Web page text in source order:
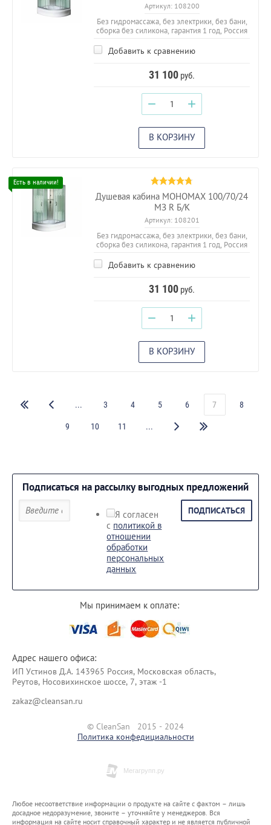
Артикул:108200
Без гидромассажа, без электрики, без бани,
сборка без силикона, гарантия 1 год, Россия
Добавить к сравнению
31 100 руб.
− +
В КОРЗИНУ
Душевая кабина МОНОМАХ 100/70/24
МЗ R Б/К
Артикул:108201
Без гидромассажа, без электрики, без бани,
сборка без силикона, гарантия 1 год, Россия
Добавить к сравнению
31 100 руб.
− +
В КОРЗИНУ
... 3 4 5 6 7 8
9 10 11 ...
Подписаться на рассылку выгодных предложений
Я согласен
с политикой в
отношении
обработки
персональных
данных
ПОДПИСАТЬСЯ
Мы принимаем к оплате:
Адрес нашего офиса:
ИП Уcтинoв Д.А. 143965 Россия, Московская область,
Реутов, Носовихинское шоссе, 7, этаж -1
zakaz@cleansan.ru
© CleanSan 2015 - 2024
Политика конфедициальности
Любое несоответствие информации о продукте на сайте с фактом – лишь
досадное недоразумение, звоните – уточняйте у менеджеров. Вся
информация на сайте носит справочный характер и не является публичной